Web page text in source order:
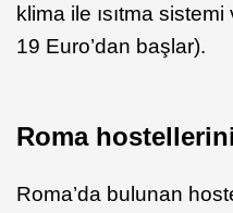
klima ile ısıtma
19 Euro’dan başlar).
Roma
Roma’da bulunan